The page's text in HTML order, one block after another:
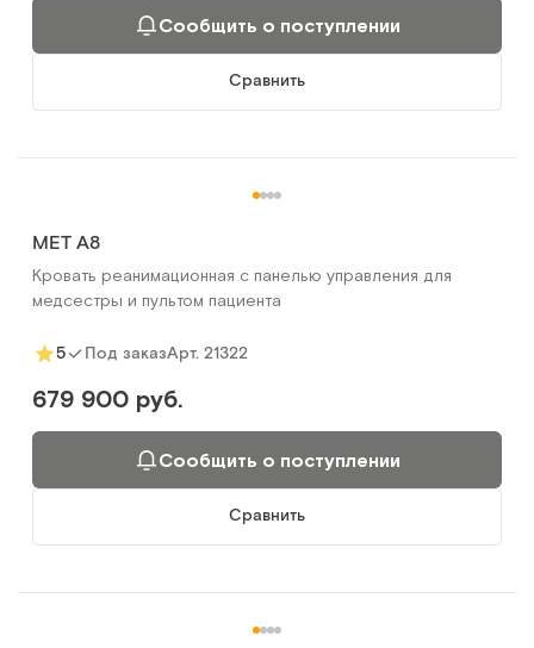
Сообщить о поступлении
Сравнить
MET A8
Кровать реанимационная с панелью управления для
медсестры и пультом пациента
5 Под заказАрт. 21322
679 900 руб.
Сообщить о поступлении
Сравнить